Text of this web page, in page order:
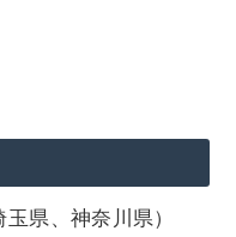
県、神奈川県）